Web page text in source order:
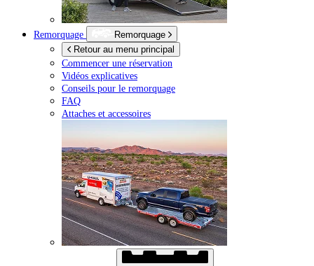
Remorquage
Remorquage
Retour au menu principal
Commencer une réservation
Vidéos explicatives
Conseils pour le remorquage
FAQ
Attaches et accessoires